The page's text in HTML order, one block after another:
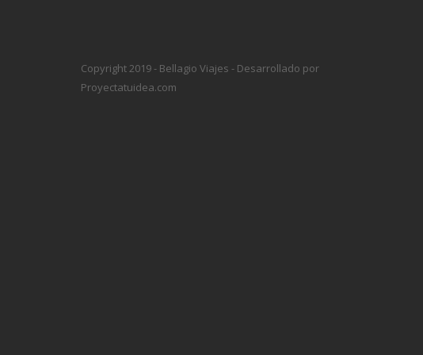
Copyright 2019 - Bellagio Viajes - Desarrollado por
Proyectatuidea.com